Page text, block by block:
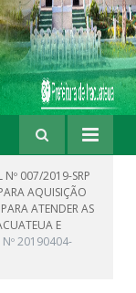
Nº 007/2019-SRP
AQUISIÇÃO
ATENDER AS
E
20190404-